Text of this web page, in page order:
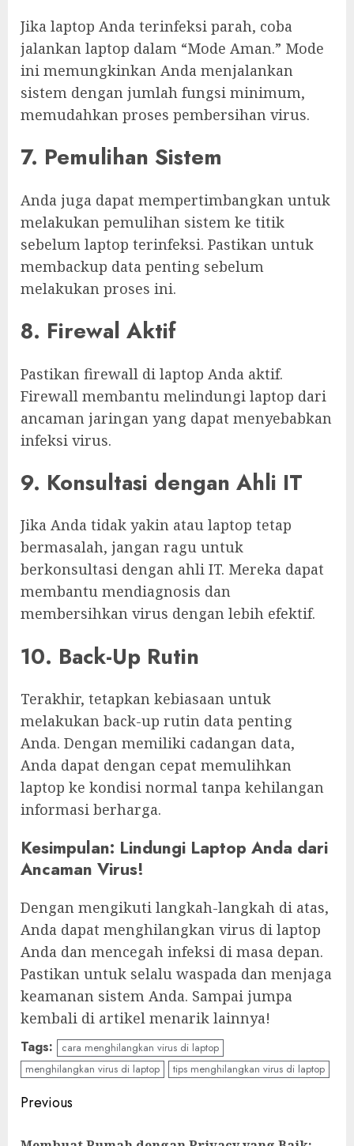
Jika laptop Anda terinfeksi parah, coba
jalankan laptop dalam “Mode Aman.” Mode
ini memungkinkan Anda menjalankan
sistem dengan jumlah fungsi minimum,
memudahkan proses pembersihan virus.
7. Pemulihan Sistem
Anda juga dapat mempertimbangkan untuk
melakukan pemulihan sistem ke titik
sebelum laptop terinfeksi. Pastikan untuk
membackup data penting sebelum
melakukan proses ini.
8. Firewal Aktif
Pastikan firewall di laptop Anda aktif.
Firewall membantu melindungi laptop dari
ancaman jaringan yang dapat menyebabkan
infeksi virus.
9. Konsultasi dengan Ahli IT
Jika Anda tidak yakin atau laptop tetap
bermasalah, jangan ragu untuk
berkonsultasi dengan ahli IT. Mereka dapat
membantu mendiagnosis dan
membersihkan virus dengan lebih efektif.
10. Back-Up Rutin
Terakhir, tetapkan kebiasaan untuk
melakukan back-up rutin data penting
Anda. Dengan memiliki cadangan data,
Anda dapat dengan cepat memulihkan
laptop ke kondisi normal tanpa kehilangan
informasi berharga.
Kesimpulan: Lindungi Laptop Anda dari
Ancaman Virus!
Dengan mengikuti langkah-langkah di atas,
Anda dapat menghilangkan virus di laptop
Anda dan mencegah infeksi di masa depan.
Pastikan untuk selalu waspada dan menjaga
keamanan sistem Anda. Sampai jumpa
kembali di artikel menarik lainnya!
Tags:
cara menghilangkan virus di laptop
menghilangkan virus di laptop
tips menghilangkan virus di laptop
Continue
Reading
Previous